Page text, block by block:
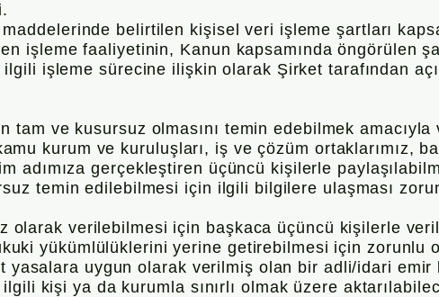
maddelerinde belirtilen kişisel veri işleme şartları
işleme faaliyetinin, Kanun kapsamında öngörülen
işleme sürecine ilişkin olarak Şirket tarafından
tam ve kusursuz olmasını temin edebilmek amacıyla
kurum ve kuruluşları, iş ve çözüm ortaklarımız,
adımıza gerçekleştiren üçüncü kişilerle
temin edilebilmesi için ilgili bilgilere ulaşması
olarak verilebilmesi için başkaca üçüncü kişilerle
yükümlülüklerini yerine getirebilmesi için zorunlu
yasalara uygun olarak verilmiş olan bir adli/idari emir
kişi ya da kurumla sınırlı olmak üzere